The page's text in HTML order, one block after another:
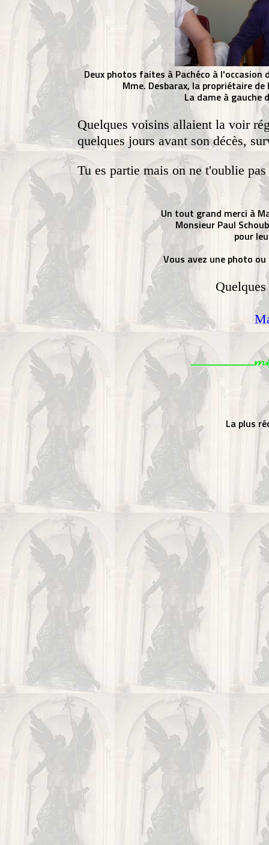
Deux photos faites à Pachéco à
Mme. Desbarax, la propriétaire
La dame à gauche
Quelques voisins allaient la voir
quelques jours avant son décès,
Tu es partie mais on ne t'oublie
Un tout grand merci à
Monsieur Paul
pour
Vous avez une photo
La plus